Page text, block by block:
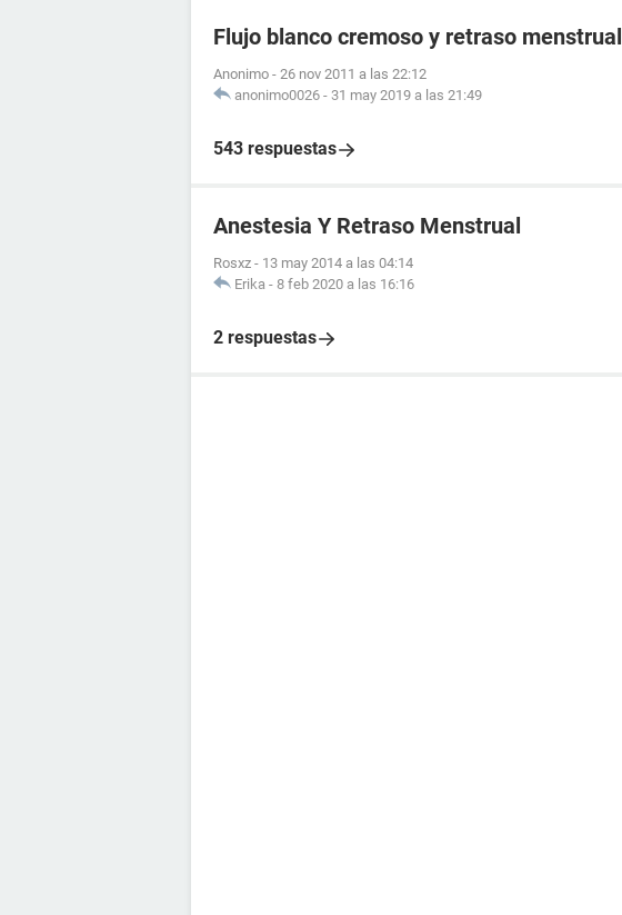
Flujo blanco cremoso y retraso menstrual
Anonimo - 26 nov 2011 a las 22:12
anonimo0026 - 31 may 2019 a las 21:49
543 respuestas
Anestesia Y Retraso Menstrual
Rosxz - 13 may 2014 a las 04:14
Erika - 8 feb 2020 a las 16:16
2 respuestas